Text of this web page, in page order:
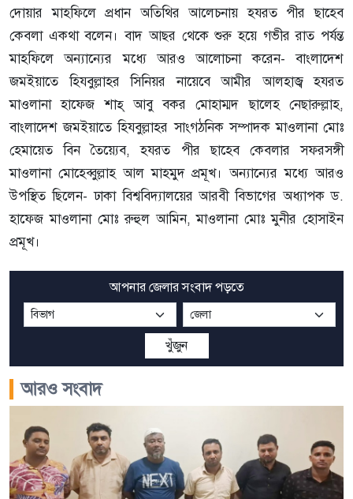
দোয়ার মাহফিলে প্রধান অতিথির আলেচনায় হযরত পীর ছাহেব
কেবলা একথা বলেন।বাদ আছর থেকে শুরু হয়ে গভীর রাত পর্যন্ত
মাহফিলে অন্যান্যের মধ্যে আরও আলোচনা করেন- বাংলাদেশ
জমইয়াতে হিযবুল্লাহর সিনিয়র নায়েবে আমীর আলহাজ্ব হযরত
মাওলানা হাফেজ শাহ্ আবু বকর মোহাম্মদ ছালেহ নেছারুল্লাহ,
বাংলাদেশ জমইয়াতে হিযবুল্লাহর সাংগঠনিক সম্পাদক মাওলানা মোঃ
হেমায়েত বিন তৈয়্যেব, হযরত পীর ছাহেব কেবলার সফরসঙ্গী
মাওলানা মোহেব্বুল্লাহ আল মাহমুদ প্রমূখ। অন্যান্যের মধ্যে আরও
উপস্থিত ছিলেন- ঢাকা বিশ্ববিদ্যালয়ের আরবী বিভাগের অধ্যাপক ড.
হাফেজ মাওলানা মোঃ রুহুল আমিন, মাওলানা মোঃ মুনীর হোসাইন
প্রমূখ।
আপনার জেলার সংবাদ পড়তে
খুঁজুন
আরও সংবাদ